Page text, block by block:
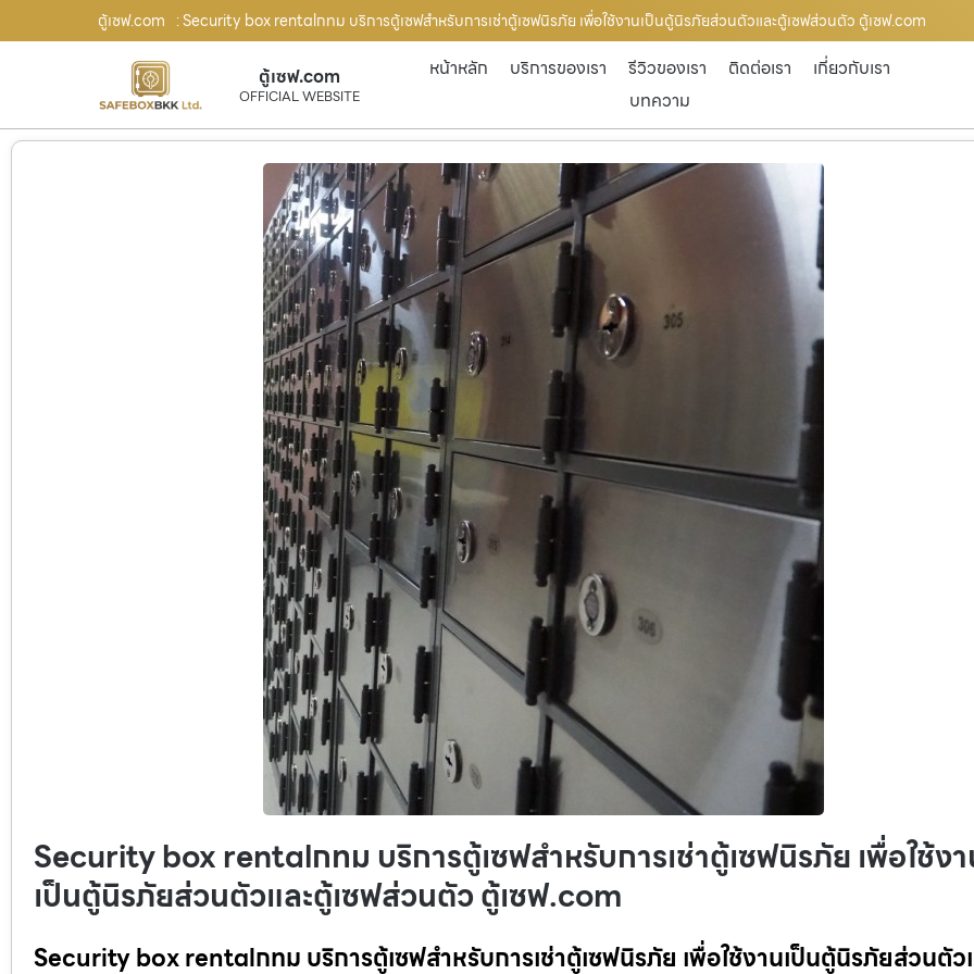
ตู้เซฟ.com : Security box rentalกทม บริการตู้เซฟสำหรับการเช่าตู้เซฟนิรภัย เพื่อใช้งานเป็นตู้นิรภัยส่วนตัวและตู้เซฟส่วนตัว ตู้เซฟ.com
ตู้เซฟ.com
OFFICIAL WEBSITE
หน้าหลัก บริการของเรา รีวิวของเรา ติดต่อเรา
เกี่ยวกับเรา
บทความ
Security box rentalกทม บริการตู้เซฟสำหรับการเช่าตู้เซฟนิรภัย เพื่อใช้ง
เป็นตู้นิรภัยส่วนตัวและตู้เซฟส่วนตัว ตู้เซฟ.com
Security box rentalกทม บริการตู้เซฟสำหรับการเช่าตู้เซฟนิรภัย เพื่อใช้งานเป็นตู้นิรภัยส่วนตัว